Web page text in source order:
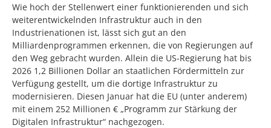
Wie hoch der Stellenwert einer funktionierenden und sich
weiterentwickelnden Infrastruktur auch in den
Industrienationen ist, lässt sich gut an den
Milliardenprogrammen erkennen, die von Regierungen auf
den Weg gebracht wurden. Allein die US-Regierung hat bis
2026 1,2 Billionen Dollar an staatlichen Fördermitteln zur
Verfügung gestellt, um die dortige Infrastruktur zu
modernisieren. Diesen Januar hat die EU (unter anderem)
mit einem 252 Millionen € „Programm zur Stärkung der
Digitalen Infrastruktur“ nachgezogen.